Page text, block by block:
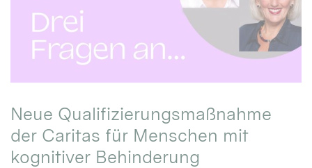
Neue Qualifizierungsmaßnahme
der Caritas für Menschen mit
kognitiver Behinderung